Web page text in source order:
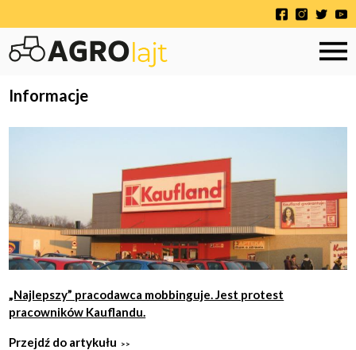
Informacje
„Najlepszy” pracodawca mobbinguje. Jest protest
pracowników Kauflandu.
Przejdź do artykułu